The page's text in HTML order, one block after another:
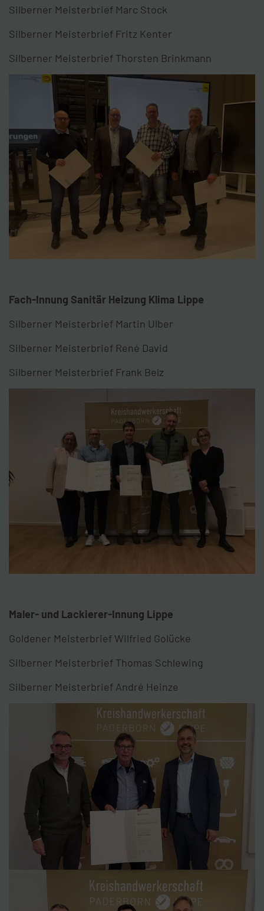
Silberner Meisterbrief Marc Stock
Silberner Meisterbrief Fritz Kenter
Silberner Meisterbrief Thorsten Brinkmann
Fach-Innung Sanitär Heizung Klima Lippe
Silberner Meisterbrief Martin Ulber
Silberner Meisterbrief René David
Silberner Meisterbrief Frank Belz
Maler- und Lackierer-Innung Lippe
Goldener Meisterbrief Wilfried Golücke
Silberner Meisterbrief Thomas Schlewing
Silberner Meisterbrief André Heinze